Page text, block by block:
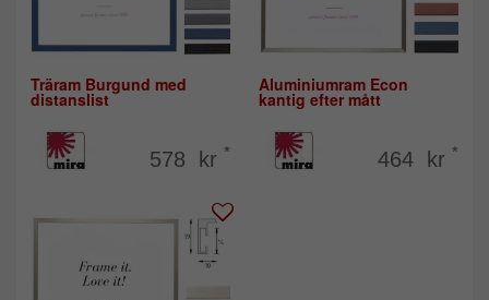
Träram Burgund med
distanslist
578 kr *
Aluminiumram Econ
kantig efter mått
464 kr *